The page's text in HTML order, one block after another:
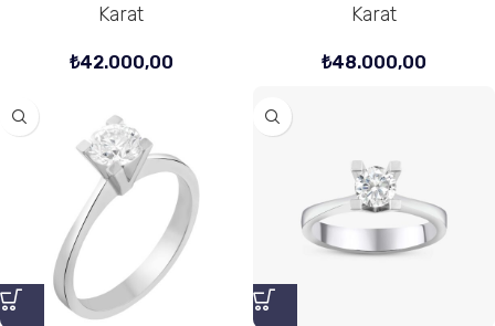
Karat
₺42.000,00
Karat
₺48.000,00